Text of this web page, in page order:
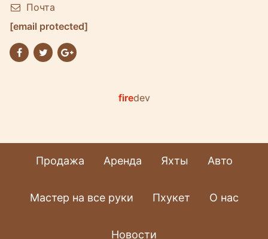
Почта
[email protected]
firedev
Продажа Аренда Яхты Авто
Мастер на все руки Пхукет О нас
Новости